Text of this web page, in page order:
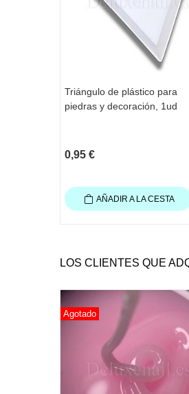
Triángulo de plástico para
piedras y decoración, 1ud
0,95 €
AÑADIR A LA CESTA
LOS CLIENTES QUE
Agotado